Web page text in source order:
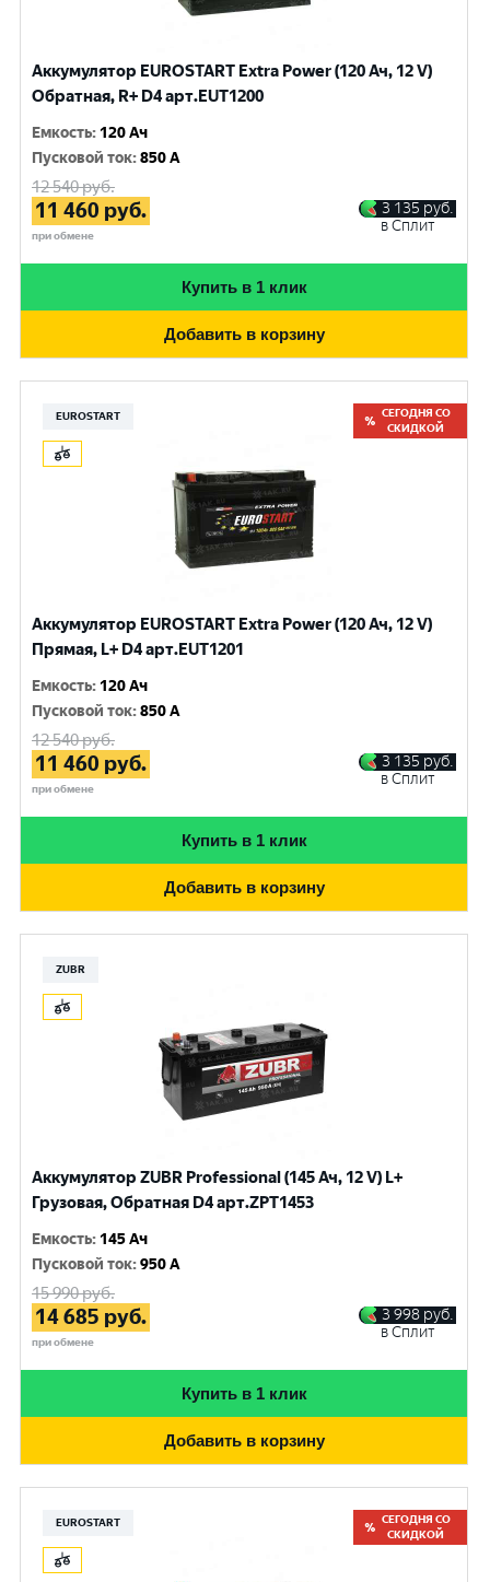
Аккумулятор EUROSTART Extra Power (120 Ач, 12 V)
Обратная, R+ D4 арт.EUT1200
Емкость: 120 Ач
Пусковой ток:850 A
12 540руб.
11 460 руб.
при обмене
3 135 руб.
в Сплит
Купить в 1 клик
Добавить в корзину
EUROSTART
СЕГОДНЯ СО
СКИДКОЙ
Аккумулятор EUROSTART Extra Power (120 Ач, 12 V)
Прямая, L+ D4 арт.EUT1201
Емкость: 120 Ач
Пусковой ток:850 A
12 540руб.
11 460 руб.
при обмене
3 135 руб.
в Сплит
Купить в 1 клик
Добавить в корзину
ZUBR
Аккумулятор ZUBR Professional (145 Ач, 12 V) L+
Грузовая, Обратная D4 арт.ZPT1453
Емкость: 145 Ач
Пусковой ток:950 A
15 990руб.
14 685 руб.
при обмене
3 998 руб.
в Сплит
Купить в 1 клик
Добавить в корзину
EUROSTART
СЕГОДНЯ СО
СКИДКОЙ